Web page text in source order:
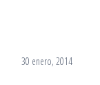
30 enero, 2014